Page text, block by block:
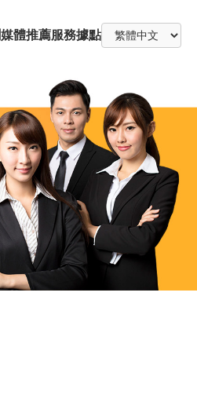
媒體推薦服務據點